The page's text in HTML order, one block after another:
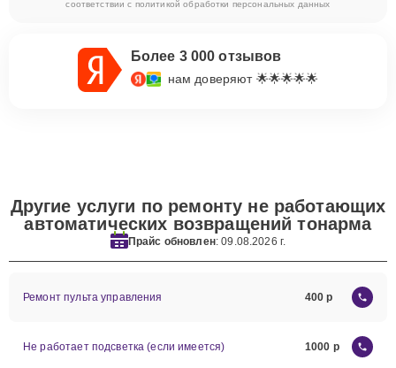
соответствии с политикой обработки персональных данных
Более 3 000 отзывов
нам доверяют 🌟🌟🌟🌟🌟
Другие услуги по ремонту не работающих
автоматических возвращений тонарма
Прайс обновлен: 09.08.2026 г.
Ремонт пульта управления 400
Не работает подсветка (если имеется) 1000